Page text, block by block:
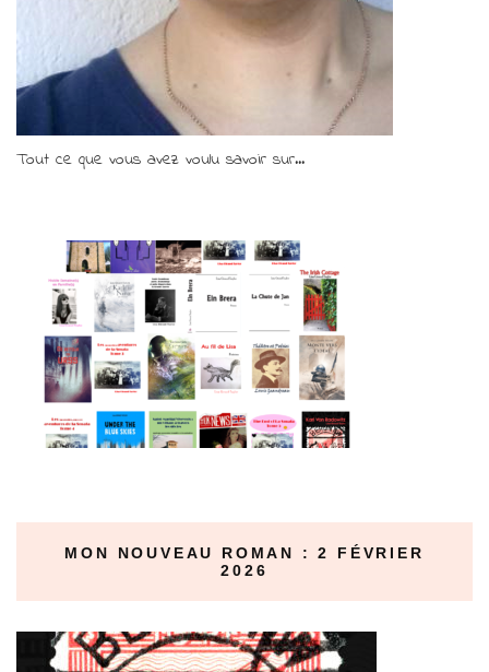
Tout ce que vous avez voulu savoir sur...
MON NOUVEAU ROMAN : 2 FÉVRIER
2026